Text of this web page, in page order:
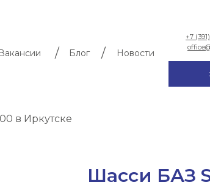
+7
Новости
Блог
/ /
Вакансии
в Иркутске
Шасси БАЗ